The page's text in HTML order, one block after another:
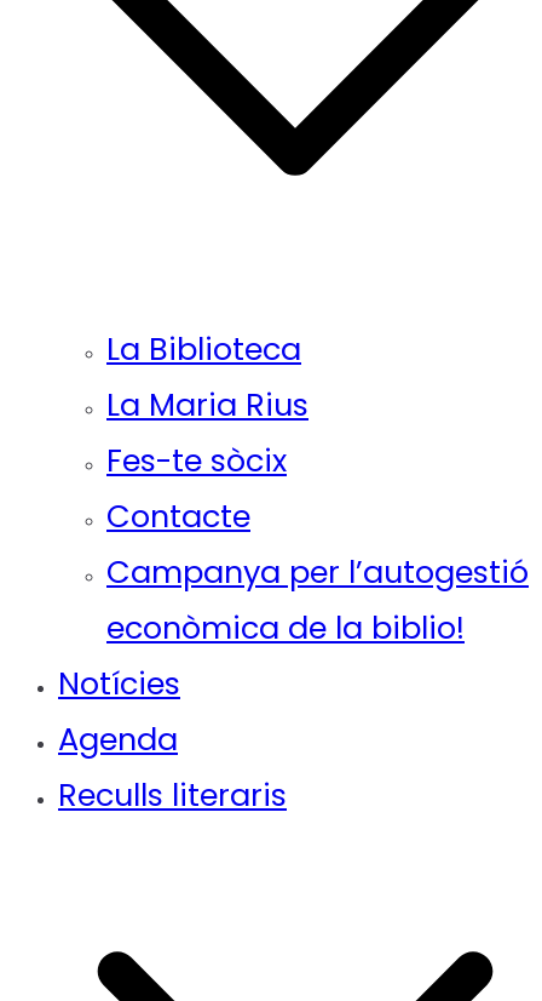
La Biblioteca
La Maria Rius
Fes-te sòcix
Contacte
Campanya per l’autogestió
econòmica de la biblio!
Notícies
Agenda
Reculls literaris